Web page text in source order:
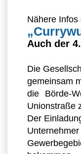
Nähere Infos
Auch der
Die
gemeinsam
die Börde-
Unionstraße
Der